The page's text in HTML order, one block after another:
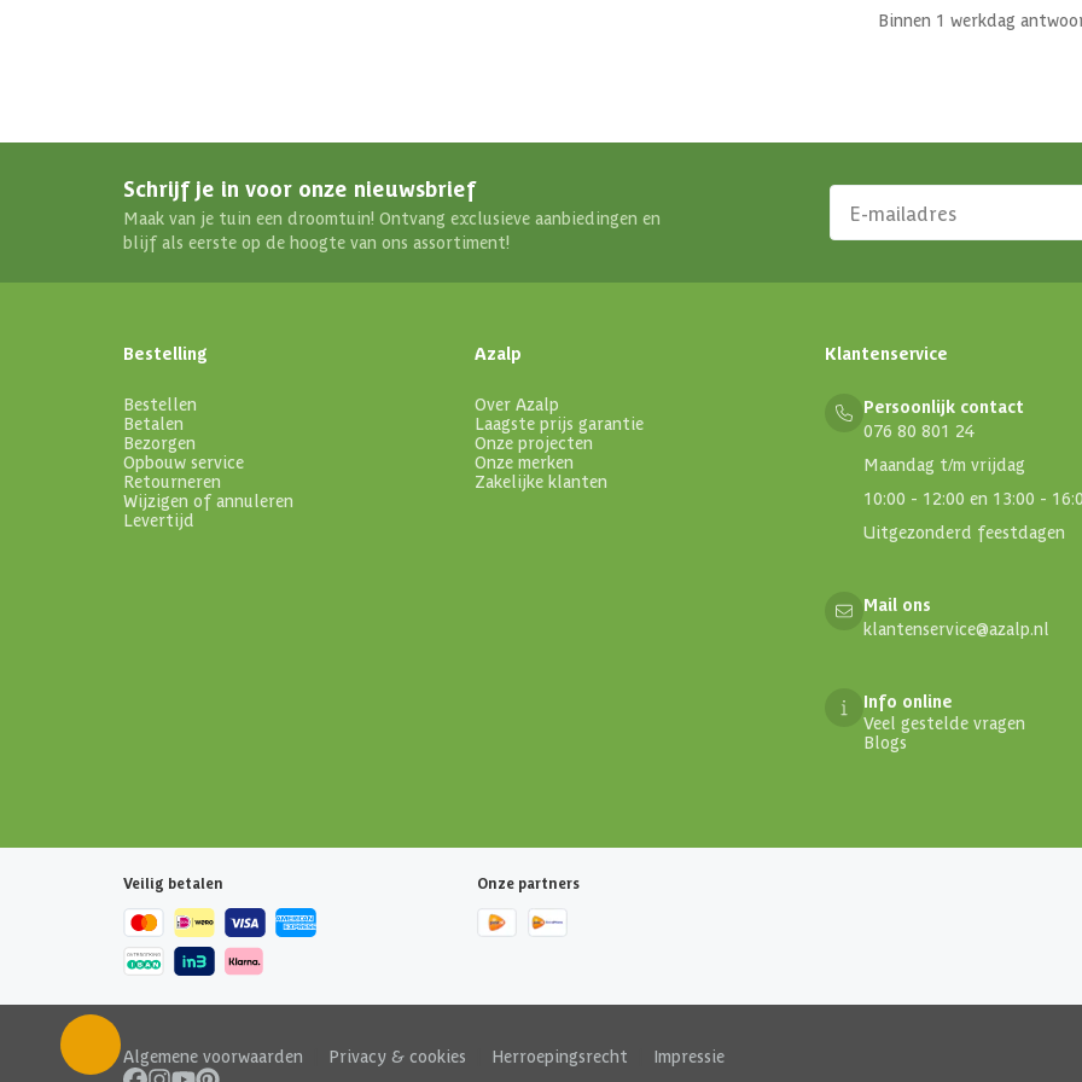
Binnen 1 werkdag
Schrijf je in voor onze nieuwsbrief
Maak van je tuin een droomtuin! Ontvang exclusieve aanbiedingen en
blijf als eerste op de hoogte van ons assortiment!
Bestelling
Bestellen
Betalen
Bezorgen
Opbouw service
Retourneren
Wijzigen of annuleren
Levertijd
Azalp
Over Azalp
Laagste prijs garantie
Onze projecten
Onze merken
Zakelijke klanten
Klantenservice
Persoonlijk contact
076 80 801 24
Maandag t/m vrijdag
10:00 - 12:00 en 13:00 -
Uitgezonderd feestdagen
Mail ons
klantenservice@azalp.nl
Info online
Veel gestelde vragen
Blogs
Veilig betalen Onze partners
Algemene voorwaarden Privacy & cookies Herroepingsrecht Impressie